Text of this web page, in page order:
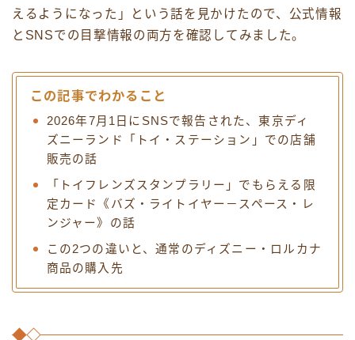
えるようになった」という話を見かけたので、公式情報
とSNSでの目撃情報の両方を確認してみました。
この記事でわかること
2026年7月1日にSNSで報告された、東京ディ
ズニーランド「トイ・ステーション」での店舗
販売の話
「トイフレンズスタンプラリー」でもらえる限
定カード《バズ・ライトイヤー－スペース・レ
ンジャー》の話
この2つの違いと、通常のディズニー・ロルカナ
商品の購入先